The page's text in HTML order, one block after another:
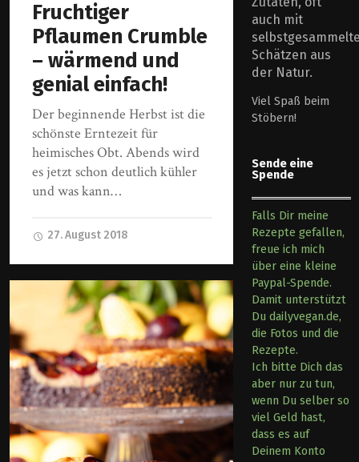
Fruchtiger
Pflaumen Crumble
– wärmend und
genial einfach!
Der beginnende Herbst ist die
schönste Erntezeit für
heimisches Obt. Abends wird
es jetzt schon deutlich kühler
und was kann…
27. August 2018
auch mit
Schätzen aus
der Natur.
Viel Spaß beim
Stöbern!
Sende eine
Spende
Falls Dir meine
Rezepte gefallen,
freue ich mich
über eine kleine
Paypal-Spende.
Damit unterstützt
Du dailyvegan.de,
die Fotos und die
Rezepte.
Ich bitte Dich das
aber nur zu tun,
wenn Du selber so
viel Geld hast,
dass es auf
Deinem Konto